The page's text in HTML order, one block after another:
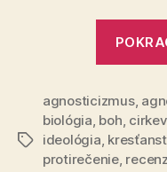
Značky
agnosticizmus,
biológia, boh, cirkev
ideológia,
protirečenie,